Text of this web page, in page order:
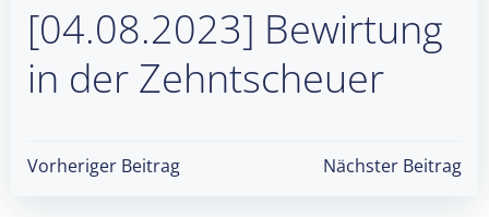
[04.08.2023] Bewirtung
in der Zehntscheuer
Post
Vorheriger Beitrag
PostNächster Beitrag